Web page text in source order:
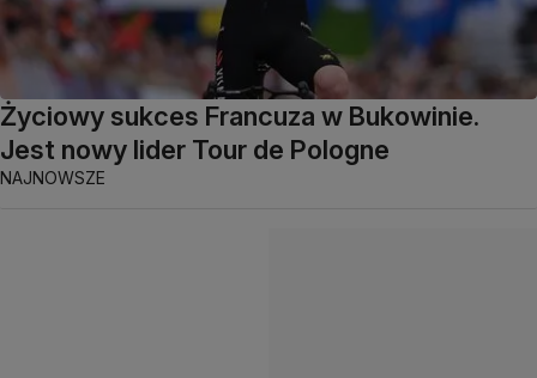
Życiowy sukces Francuza w Bukowinie.
Jest nowy lider Tour de Pologne
NAJNOWSZE